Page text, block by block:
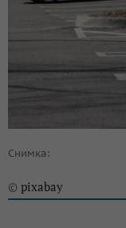
Снимка:
© pixabay